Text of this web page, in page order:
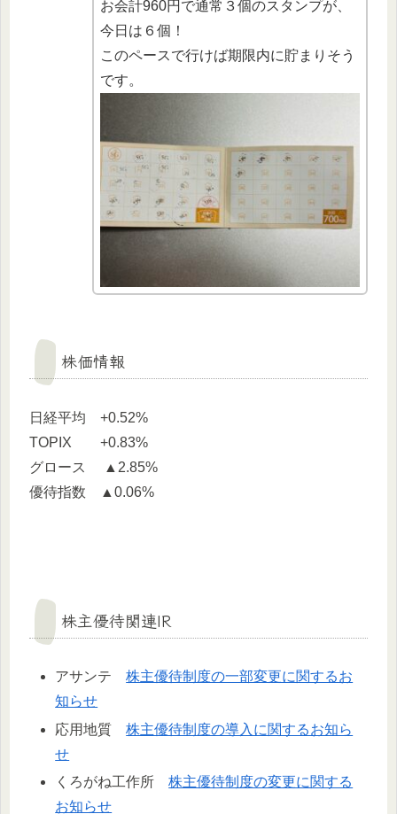
お会計960円で通常３個のスタンプが、
今日は６個！
このペースで行けば期限内に貯まりそう
です。
株価情報
日経平均 +0.52%
TOPIX +0.83%
グロース ▲2.85%
優待指数 ▲0.06%
株主優待関連IR
アサンテ株主優待制度の一部変更に関するお
知らせ
応用地質株主優待制度の導入に関するお知ら
せ
くろがね工作所株主優待制度の変更に関する
お知らせ